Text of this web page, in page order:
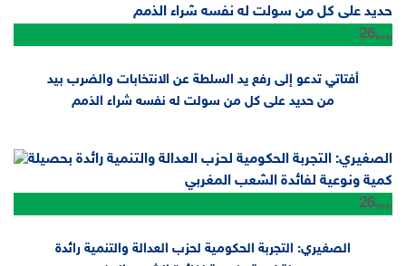
26يونيو
أفتاتي تدعو إلى رفع يد السلطة عن الانتخابات والضرب بيد
من حديد على كل من سولت له نفسه شراء الذمم
26يونيو
الصغيري: التجربة الحكومية لحزب العدالة والتنمية رائدة